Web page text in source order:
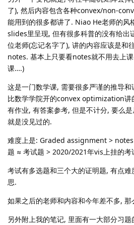
了), 然后内容包含各种convex/non-
能用到的很多都讲了. Niao He老师的风
slides里呈现, 但有很多科普的没有给出
位老师(忘记名字了), 讲的内容应该是和
notes. 基本上只要看notes就不用去上
课….)
这是一门数学课, 需要很多严谨的推导
比数学学院开的convex optimization讲
有作业, 有答案参考, 但是不计分, 要么
就是没见过的.
难度上是: Graded assignment > notes
题 ≈ 考试题 > 2020/2021年vis上挂的考
考试有多选题和三个大的证明题, 有点
思.
如果之后的老师和内容和今年差不多,
另外附上我的笔记, 里面有一大部分习